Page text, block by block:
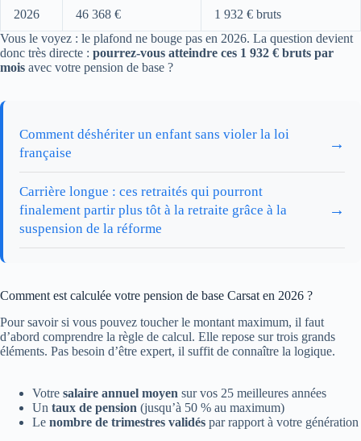
2026 46 368 €
1 932 € bruts
Vous le voyez : le plafond ne bouge pas en 2026. La question devient
donc très directe : pourrez-vous atteindre ces 1 932 € bruts par
mois avec votre pension de base ?
Comment déshériter un enfant sans violer la loi
française
→
Carrière longue : ces retraités qui pourront
finalement partir plus tôt à la retraite grâce à la
suspension de la réforme
→
Comment est calculée votre pension de base Carsat en 2026 ?
Pour savoir si vous pouvez toucher le montant maximum, il faut
d’abord comprendre la règle de calcul. Elle repose sur trois grands
éléments. Pas besoin d’être expert, il suffit de connaître la logique.
Votre salaire annuel moyen sur vos 25 meilleures années
Un taux de pension (jusqu’à 50 % au maximum)
Le nombre de trimestres validés par rapport à votre génération